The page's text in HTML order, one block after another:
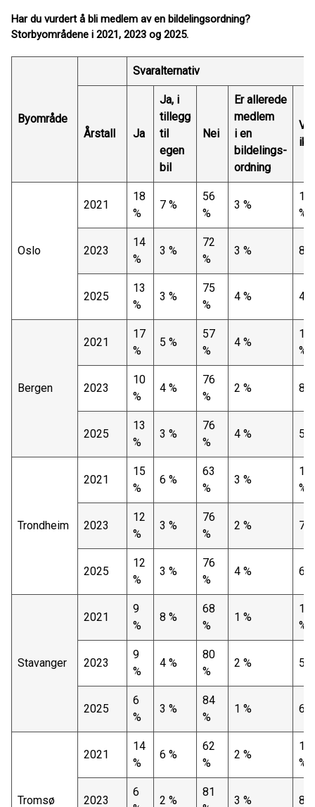
Har du vurdert å bli medlem av en bildelingsordning?
Storbyområdene i 2021, 2023 og 2025.
Byområde
Svaralternativ
Årstall Ja
Ja, i
tillegg
til
egen
bil
Nei
Er allerede
medlem
i en
bildelings-
ordning
Vet
Oslo
2021
18
%
7 %
56
%
3 %
16
%
2023
14
%
3 %
72
%
3 % 8
2025
13
%
3 %
75
%
4 % 4
Bergen
2021
17
%
5 %
57
%
4 %
18
%
2023
10
%
4 %
76
%
2 % 8
2025
13
%
3 %
76
%
4 % 5
Trondheim
2021
15
%
6 %
63
%
3 %
13
%
2023
12
%
3 %
76
%
2 % 7
2025
12
%
3 %
76
%
4 % 6
Stavanger
2021
9
%
8 %
68
%
1 %
13
%
2023
9
%
4 %
80
%
2 % 5
2025
6
%
3 %
84
%
1 % 6
Tromsø
2021
14
%
6 %
62
%
2 %
16
%
2023
6
2 %
81
3 % 8